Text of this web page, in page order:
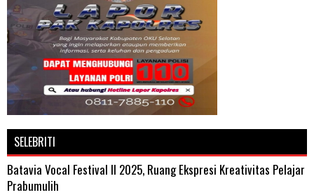
SELEBRITI
Batavia Vocal Festival II 2025, Ruang Ekspresi Kreativitas Pelajar
Prabumulih